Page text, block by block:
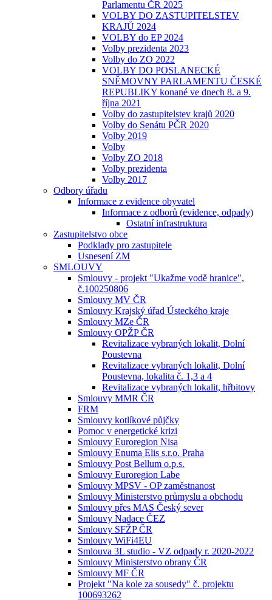
Parlamentu ČR 2025
VOLBY DO ZASTUPITELSTEV
KRAJŮ 2024
VOLBY do EP 2024
Volby prezidenta 2023
Volby do ZO 2022
VOLBY DO POSLANECKÉ
SNĚMOVNY PARLAMENTU ČESKÉ
REPUBLIKY konané ve dnech 8. a 9.
října 2021
Volby do zastupitelstev krajů 2020
Volby do Senátu PČR 2020
Volby 2019
Volby
Volby ZO 2018
Volby prezidenta
Volby 2017
Odbory úřadu
Informace z evidence obyvatel
Informace z odborů (evidence, odpady)
Ostatní infrastruktura
Zastupitelstvo obce
Podklady pro zastupitele
Usnesení ZM
SMLOUVY
Smlouvy - projekt "Ukažme vodě hranice",
č.100250806
Smlouvy MV ČR
Smlouvy Krajský úřad Ústeckého kraje
Smlouvy MZe ČR
Smlouvy OPŽP ČR
Revitalizace vybraných lokalit, Dolní
Poustevna
Revitalizace vybraných lokalit, Dolní
Poustevna, lokalita č. 1,3 a 4
Revitalizace vybraných lokalit, hřbitovy
Smlouvy MMR ČR
FRM
Smlouvy kotlíkové půjčky
Pomoc v energetické krizi
Smlouvy Euroregion Nisa
Smlouvy Enuma Elis s.r.o. Praha
Smlouvy Post Bellum o.p.s.
Smlouvy Euroregion Labe
Smlouvy MPSV - OP zaměstnanost
Smlouvy Ministerstvo průmyslu a obchodu
Smlouvy přes MAS Český sever
Smlouvy Nadace ČEZ
Smlouvy SFŽP ČR
Smlouvy WiFi4EU
Smlouva 3L studio - VZ odpady r. 2020-2022
Smlouvy Ministerstvo obrany ČR
Smlouvy MF ČR
Projekt "Na kole za sousedy" č. projektu
100693262